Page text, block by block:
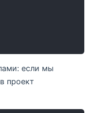
если мы
в проект